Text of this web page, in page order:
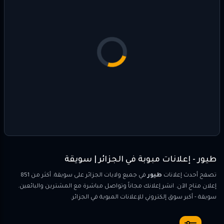
طيور - إعلانات مبوبة في الجزائر | سويقة
تصفح أحدث إعلانات طيور
في جميع ولايات الجزائر على سويقة. أكثر من 851
إعلان متاح الآن. انشر إعلانك مجاناً وتواصل مباشرة مع المشترين والبائعين.
سويقة - أكبر سوق إلكتروني للإعلانات المبوبة في الجزائر.